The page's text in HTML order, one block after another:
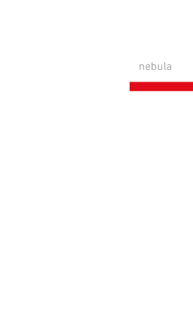
nebula
nebula